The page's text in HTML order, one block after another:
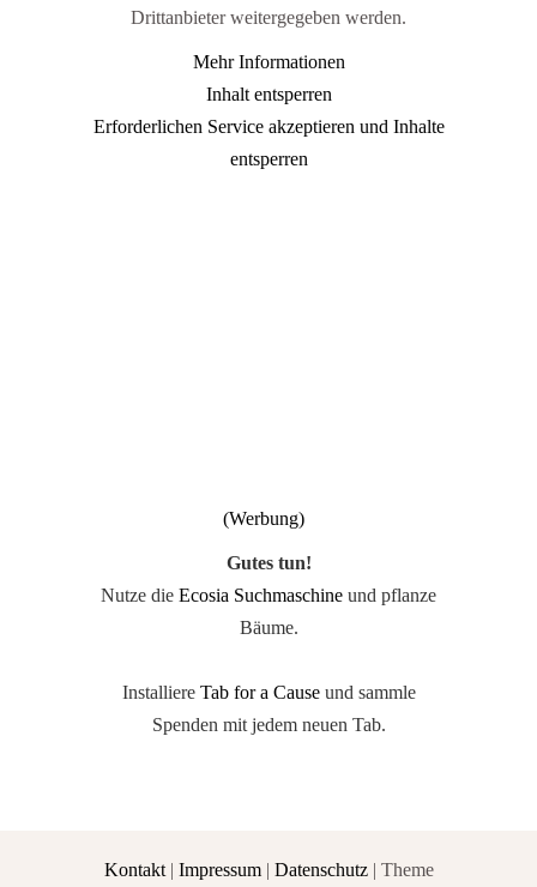
Drittanbieter weitergegeben werden.
Mehr Informationen
Inhalt entsperren
Erforderlichen Service akzeptieren und Inhalte
entsperren
Gutes tun!
Nutze die Ecosia Suchmaschine und pflanze
Bäume.
Installiere Tab for a Causeund sammle
Spenden mit jedem neuen Tab.
Kontakt | Impressum | Datenschutz| Theme